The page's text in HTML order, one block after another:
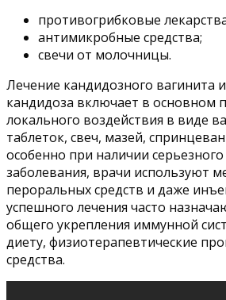
противогрибковые
антимикробные средства;
свечи от молочницы.
Лечение кандидозного вагинита
кандидоза включает в основном
локального воздействия в виде
таблеток, свеч, мазей,
особенно при наличии
заболевания, врачи используют
пероральных средств и даже
успешного лечения часто
общего укрепления иммунной
диету, физиотерапевтические
средства.